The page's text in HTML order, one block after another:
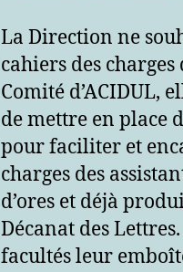
La Direction ne
cahiers des charges
Comité d’ACIDUL,
de mettre en place
pour faciliter et
charges des
d’ores et déjà
Décanat des
facultés leur